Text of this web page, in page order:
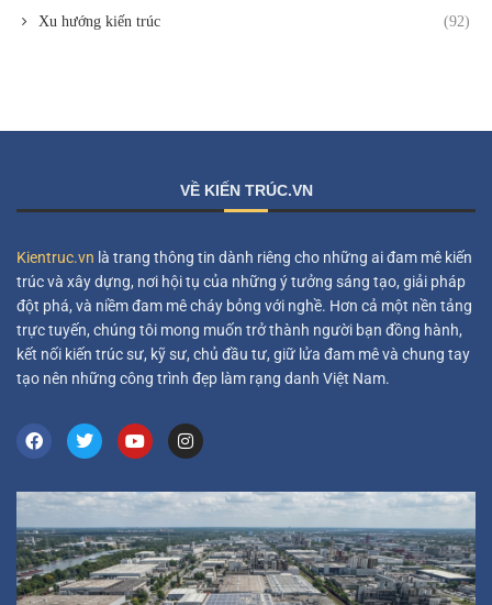
Xu hướng kiến trúc (92)
VỀ KIẾN TRÚC.VN
Kientruc.vn là trang thông tin dành riêng cho những ai đam mê kiến
trúc và xây dựng, nơi hội tụ của những ý tưởng sáng tạo, giải pháp
đột phá, và niềm đam mê cháy bỏng với nghề. Hơn cả một nền tảng
trực tuyến, chúng tôi mong muốn trở thành người bạn đồng hành,
kết nối kiến trúc sư, kỹ sư, chủ đầu tư, giữ lửa đam mê và chung tay
tạo nên những công trình đẹp làm rạng danh Việt Nam.